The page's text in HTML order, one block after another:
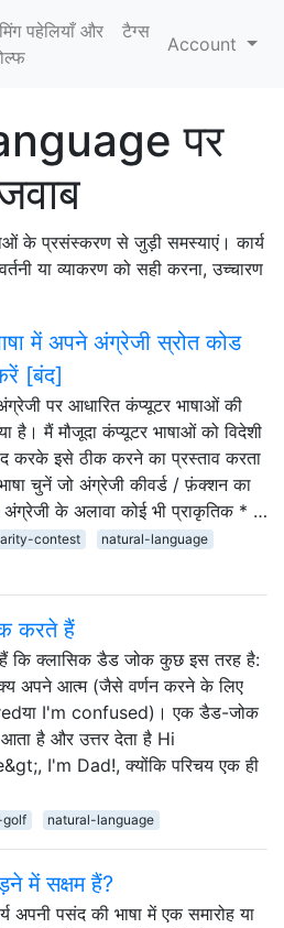
पहेलियाँ और
टैग्‍स
Account
पर
के प्रसंस्करण से जुड़ी समस्याएं। कार्य
या व्याकरण को सही करना, उच्चारण
में अपने अंग्रेजी स्रोत कोड
[बंद]
पर आधारित कंप्यूटर भाषाओं की
है। मैं मौजूदा कंप्यूटर भाषाओं को विदेशी
करके इसे ठीक करने का प्रस्ताव करता
चुनें जो अंग्रेजी कीवर्ड / फ़ंक्शन का
अंग्रेजी के अलावा कोई भी प्राकृतिक * …
contest
natural-language
करते हैं
कि क्लासिक डैड जोक कुछ इस तरह है:
अपने आत्म (जैसे वर्णन करने के लिए
I'm confused)। एक डैड-जोक
है और उत्तर देता है Hi
I'm Dad!, क्योंकि परिचय एक ही
natural-language
में सक्षम हैं?
अपनी पसंद की भाषा में एक समारोह या